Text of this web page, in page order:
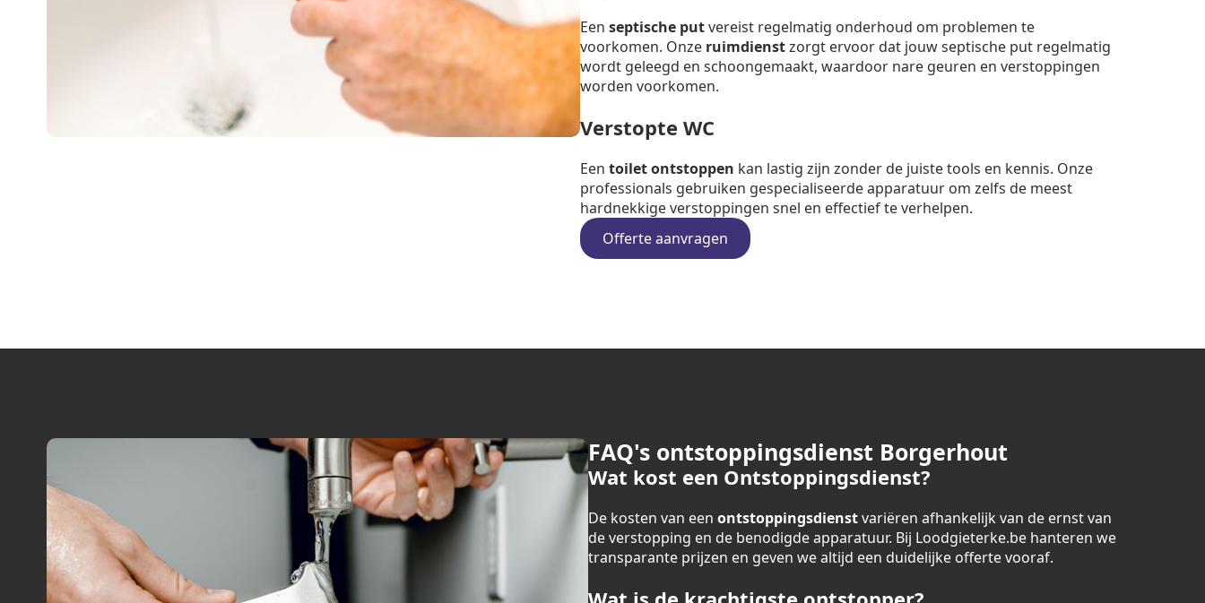
Een septische putvereist regelmatig onderhoud om problemen te
voorkomen. Onze ruimdienstzorgt ervoor dat jouw septische put regelmatig
wordt geleegd en schoongemaakt, waardoor nare geuren en verstoppingen
worden voorkomen.
Verstopte WC
Een toilet ontstoppen kan lastig zijn zonder de juiste tools en kennis. Onze
professionals gebruiken gespecialiseerde apparatuur om zelfs de meest
hardnekkige verstoppingen snel en effectief te verhelpen.
Offerte aanvragen
FAQ's ontstoppingsdienst Borgerhout
Wat kost een Ontstoppingsdienst?
De kosten van een ontstoppingsdienstvariëren afhankelijk van de ernst van
de verstopping en de benodigde apparatuur. Bij Loodgieterke.be hanteren we
transparante prijzen en geven we altijd een duidelijke offerte vooraf.